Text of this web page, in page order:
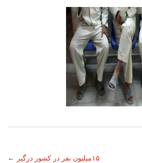
←
۱۵میلیون نفر در کشور درگیر